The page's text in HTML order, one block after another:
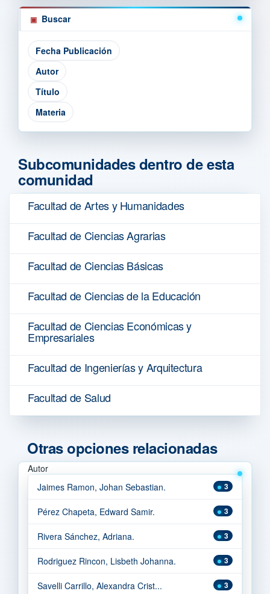
Buscar
Subcomunidades dentro de esta
comunidad
Facultad de Artes y Humanidades
Facultad de Ciencias Agrarias
Facultad de Ciencias Básicas
Facultad de Ciencias de la Educación
Facultad de Ciencias Económicas y
Empresariales
Facultad de Ingenierías y Arquitectura
Facultad de Salud
Otras opciones relacionadas
Autor
3
Jaimes Ramon, Johan Sebastian.
3
Pérez Chapeta, Edward Samir.
3
Rivera Sánchez, Adriana.
3
Rodriguez Rincon, Lisbeth Johanna.
3
Savelli Carrillo, Alexandra Crist...